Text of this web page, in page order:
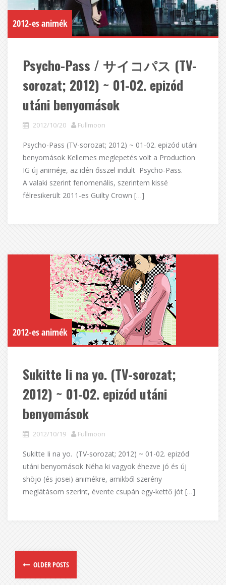
2012-es animék
Psycho-Pass / サイコパス (TV-
sorozat; 2012) ~ 01-02. epizód
utáni benyomások
2012/10/20 Fullmoon
Psycho-Pass (TV-sorozat; 2012) ~ 01-02. epizód utáni
benyomások Kellemes meglepetés volt a Production
IG új animéje, az idén ősszel indult Psycho-Pass.
A valaki szerint fenomenális, szerintem kissé
félresikerült 2011-es Guilty Crown […]
2012-es animék
Sukitte Ii na yo. (TV-sorozat;
2012) ~ 01-02. epizód utáni
benyomások
2012/10/19 Fullmoon
Sukitte Ii na yo. (TV-sorozat; 2012) ~ 01-02. epizód
utáni benyomások Néha ki vagyok éhezve jó és új
shōjo (és josei) animékre, amikből szerény
meglátásom szerint, évente csupán egy-kettő jót […]
OLDER POSTS